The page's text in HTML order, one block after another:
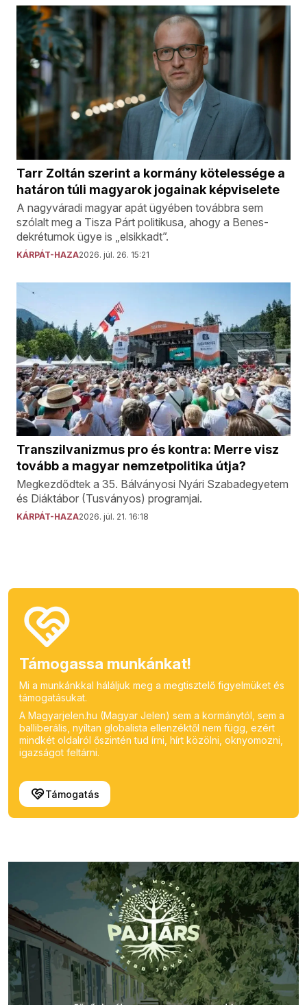
Tarr Zoltán szerint a kormány kötelessége a
határon túli magyarok jogainak képviselete
A nagyváradi magyar apát ügyében továbbra sem
szólalt meg a Tisza Párt politikusa, ahogy a Benes-
dekrétumok ügye is „elsikkadt”.
KÁRPÁT-HAZA2026. júl. 26. 15:21
Transzilvanizmus pro és kontra: Merre visz
tovább a magyar nemzetpolitika útja?
Megkezdődtek a 35. Bálványosi Nyári Szabadegyetem
és Diáktábor (Tusványos) programjai.
KÁRPÁT-HAZA2026. júl. 21. 16:18
Támogassa munkánkat!
Mi a munkánkkal háláljuk meg a megtisztelő figyelmüket és
támogatásukat.
A Magyarjelen.hu (Magyar Jelen) sem a kormánytól, sem a
balliberális, nyíltan globalista ellenzéktől nem függ, ezért
mindkét oldalról őszintén tud írni, hírt közölni, oknyomozni,
igazságot feltárni.
Támogatás